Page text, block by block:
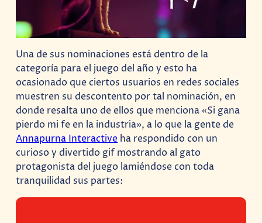
Una de sus nominaciones está dentro de la
categoría para el juego del año y esto ha
ocasionado que ciertos usuarios en redes sociales
muestren su descontento por tal nominación, en
donde resalta uno de ellos que menciona «Si gana
pierdo mi fe en la industria», a lo que la gente de
Annapurna Interactive ha respondido con un
curioso y divertido gif mostrando al gato
protagonista del juego lamiéndose con toda
tranquilidad sus partes: